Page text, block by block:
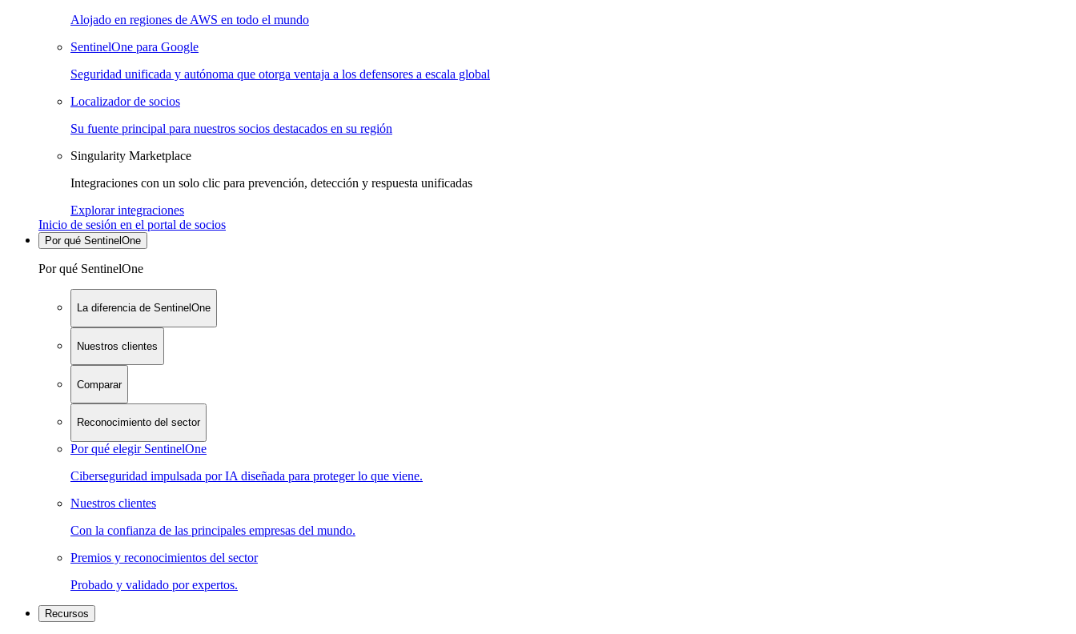
Alojado en regiones de AWS en todo el mundo
SentinelOne para Google
Seguridad unificada y autónoma que otorga ventaja a los defensores a escala global
Localizador de socios
Su fuente principal para nuestros socios destacados en su región
Singularity Marketplace
Integraciones con un solo clic para prevención, detección y respuesta unificadas
Explorar integraciones
Inicio de sesión en el portal de socios
Por qué SentinelOne
Por qué SentinelOne
La diferencia de SentinelOne
Nuestros clientes
Comparar
Reconocimiento del sector
Por qué elegir SentinelOne
Ciberseguridad impulsada por IA diseñada para proteger lo que viene.
Nuestros clientes
Con la confianza de las principales empresas del mundo.
Premios y reconocimientos del sector
Probado y validado por expertos.
Recursos